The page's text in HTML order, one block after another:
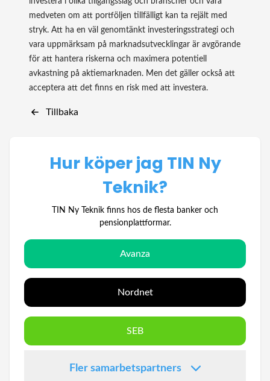
medveten om att portföljen tillfälligt kan ta rejält med
stryk. Att ha en väl genomtänkt investeringsstrategi och
vara uppmärksam på marknadsutvecklingar är avgörande
för att hantera riskerna och maximera potentiell
avkastning på aktiemarknaden. Men det gäller också att
acceptera att det finns en risk med att investera.
Tillbaka
Hur köper jag TIN Ny
Teknik?
TIN Ny Teknik finns hos de flesta banker och
pensionplattformar.
Avanza
Nordnet
SEB
Fler samarbetspartners